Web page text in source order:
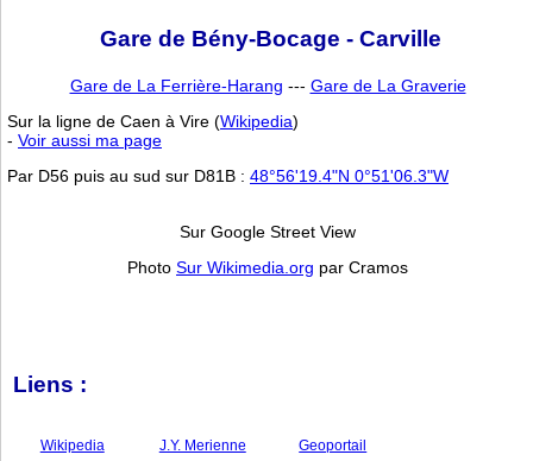
Gare de Bény-Bocage - Carville
Gare de La Ferrière-Harang --- Gare de La Graverie
Sur la ligne de Caen à Vire (Wikipedia)
- Voir aussi ma page
Par D56 puis au sud sur D81B : 48°56'19.4"N 0°51'06.3"W
Sur Google Street View
Photo Sur Wikimedia.org par Cramos
Liens :
Wikipedia J.Y. Merienne Geoportail